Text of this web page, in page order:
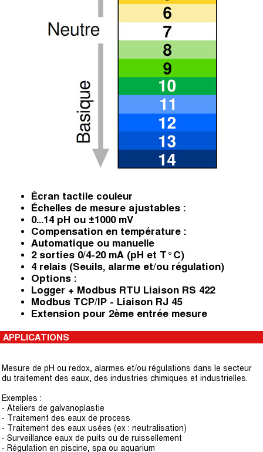
Écran tactile couleur
Échelles de mesure ajustables :
0...14 pH ou ±1000 mV
Compensation en température :
Automatique ou manuelle
2 sorties 0/4-20 mA (pH et T°C)
4 relais (Seuils, alarme et/ou régulation)
Options :
Logger + Modbus RTU Liaison RS 422
Modbus TCP/IP - Liaison RJ 45
Extension pour 2ème entrée mesure
APPLICATIONS
Mesure de pH ou redox, alarmes et/ou régulations dans le secteur
du traitement des eaux, des industries chimiques et industrielles.
Exemples :
- Ateliers de galvanoplastie
- Traitement des eaux de process
- Traitement des eaux usées (ex : neutralisation)
- Surveillance eaux de puits ou de ruissellement
- Régulation en piscine, spa ou aquarium